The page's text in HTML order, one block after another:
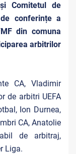
Comitetul de
conferințe a
din comuna
arbitrilor
CA, Vladimir
de arbitri UEFA
Ion Durnea,
CA, Anatolie
de arbitraj,
Liga.